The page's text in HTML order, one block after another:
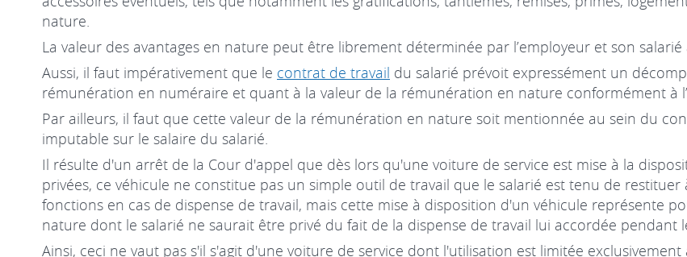
nature.
La valeur des avantages en nature peut être librement déterminée par l’employeur et son
Aussi, il faut impérativement que le contrat de travail du salarié prévoit expressément un
rémunération en numéraire et quant à la valeur de la rémunération en nature conformément à
Par ailleurs, il faut que cette valeur de la rémunération en nature soit mentionnée au sein du
imputable sur le salaire du salarié.
Il résulte d'un arrêt de la Cour d'appel que dès lors qu'une voiture de service est mise à la
privées, ce véhicule ne constitue pas un simple outil de travail que le salarié est tenu de
fonctions en cas de dispense de travail, mais cette mise à disposition d'un véhicule représente
nature dont le salarié ne saurait être privé du fait de la dispense de travail lui accordée pendant
Ainsi, ceci ne vaut pas s'il s'agit d'une voiture de service dont l'utilisation est limitée exclusivement